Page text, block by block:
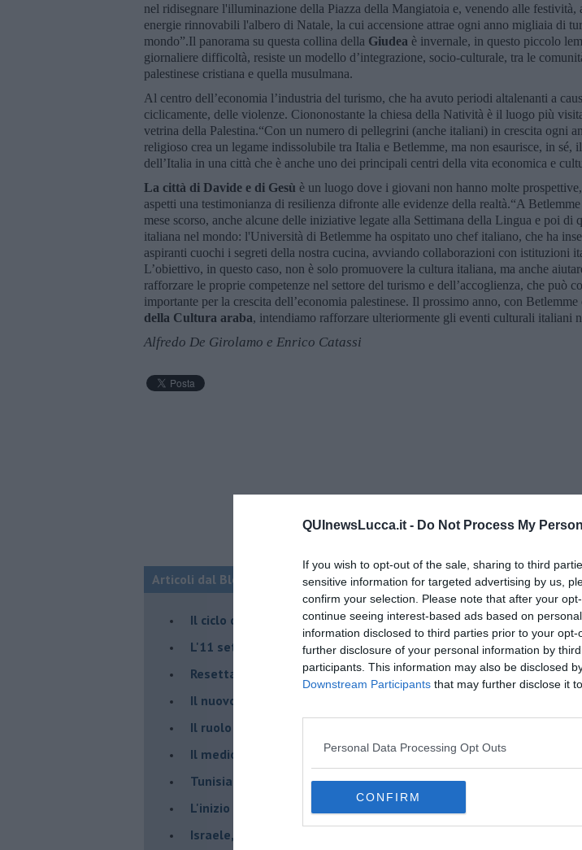
QUInewsLucca.it - Do Not Process My
If you wish to opt-out of the sale, sharing to third
sensitive information for targeted advertising by us,
confirm your selection. Please note that after your
continue seeing interest-based ads based on
information disclosed to third parties prior to your
further disclosure of your personal information by
participants. This information may also be disclosed
Downstream Participants that may further disclose it
Personal Data Processing Opt Outs
CONFIRM
nel ridisegnare l'illuminazione della Piazza della Mangiatoia e, venendo alle festività,
energie rinnovabili l'albero di Natale, la cui accensione attrae ogni anno migliaia di
mondo”.Il panorama su questa collina della Giudea è invernale, in questo piccolo
giornaliere difficoltà, resiste un modello d’integrazione, socio-culturale, tra le
palestinese cristiana e quella musulmana.
Al centro dell’economia l’industria del turismo, che ha avuto periodi altalenanti a
ciclicamente, delle violenze. Ciononostante la chiesa della Natività è il luogo più
vetrina della Palestina.“Con un numero di pellegrini (anche italiani) in crescita ogni
religioso crea un legame indissolubile tra Italia e Betlemme, ma non esaurisce, in sé,
dell’Italia in una città che è anche uno dei principali centri della vita economica e
La città di Davide e di Gesù è un luogo dove i giovani non hanno molte
aspetti una testimonianza di resilienza difronte alle evidenze della realtà.“A
mese scorso, anche alcune delle iniziative legate alla Settimana della Lingua e poi di
italiana nel mondo: l'Università di Betlemme ha ospitato uno chef italiano, che ha
aspiranti cuochi i segreti della nostra cucina, avviando collaborazioni con istituzioni
L’obiettivo, in questo caso, non è solo promuovere la cultura italiana, ma anche
rafforzare le proprie competenze nel settore del turismo e dell’accoglienza, che può
importante per la crescita dell’economia palestinese. Il prossimo anno, con Betlemme
della Cultura araba, intendiamo rafforzare ulteriormente gli eventi culturali italiani
Alfredo De Girolamo e Enrico Catassi
Articoli dal Blog “Fauda e balagan” di Alfredo De Girolamo e Enrico
Il ciclo della violenza in Medioriente
L'11 settembre di Israele è iniziato il 7 ottobre 2023
Resettare l’era di Netanyahu
​Il nuovo corso dell’era di Erdogan
Il ruolo delle diplomazie nei conflitti
Il medioriente di Silvio
Tunisia rischiosa e strategica per l'Italia
L'inizio del “secolo della Turchia”
Israele, deciderà il borsone della spesa